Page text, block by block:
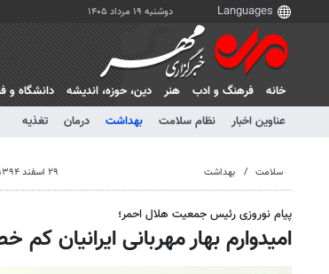
دوشنبه ۱۹ مرداد ۱۴۰۵
خانه فرهنگ و ادب هنر دين، حوزه، انديشه دانشگاه و
عناوین اخبار
نظام سلامت بهداشت درمان تغذیه
سلامت بهداشت ۲۹ اسفند ۱۳۹۴، ۶:۲۰
پیام نوروزی رئیس جمعیت هلال احمر؛
امیدوارم بهار مهربانی ایرانیان کم